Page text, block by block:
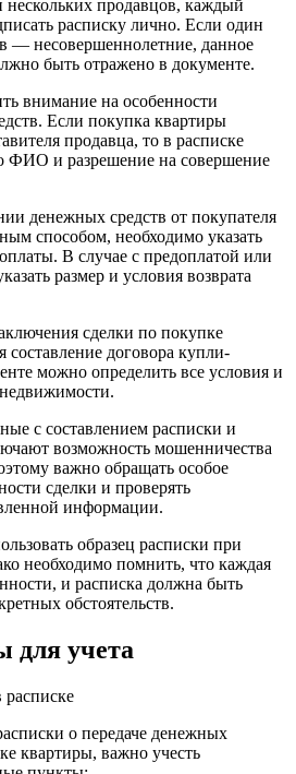
продавцов, каждый
расписку лично. Если один
— несовершеннолетние, данное
быть отражено в документе.
внимание на особенности
Если покупка квартиры
продавца, то в расписке
ФИО и разрешение на совершение
денежных средств от покупателя
способом, необходимо указать
В случае с предоплатой или
размер и условия возврата
сделки по покупке
составление договора купли-
можно определить все условия и
с составлением расписки и
возможность мошенничества
важно обращать особое
сделки и проверять
информации.
образец расписки при
необходимо помнить, что каждая
и расписка должна быть
обстоятельств.
для учета
о передаче денежных
квартиры, важно учесть